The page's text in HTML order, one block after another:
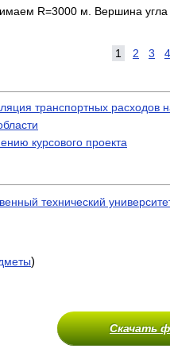
принимаем
1 2 3 4
транспортных
курсового проекта
технический
)
Скачать